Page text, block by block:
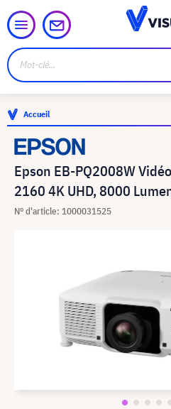
Accueil
Epson EB-PQ2008W
2160 4K UHD, 8000
N° d'article: 1000031525